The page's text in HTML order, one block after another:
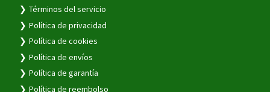
Términos del servicio
Política de privacidad
Política de cookies
Política de envíos
Política de garantía
Política de reembolso